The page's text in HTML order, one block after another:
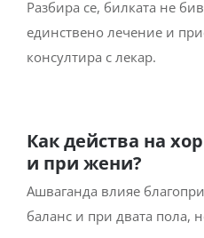
единствено лечение и
консултира с лекар.
и при жени?
Ашваганда влияе
баланс и при двата пола,